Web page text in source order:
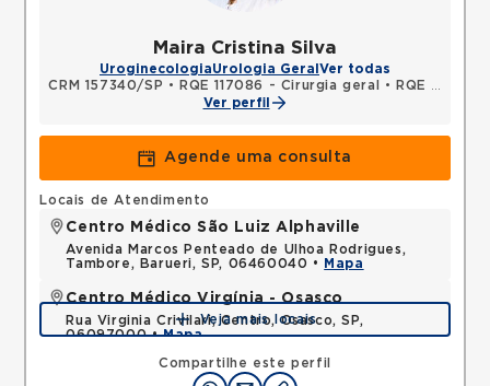
Maira Cristina Silva
UroginecologiaUrologia Geral Ver todas
CRM 157340/SP • RQE 117086 - Cirurgia geral •
RQE 117087 - Urologia
Ver perfil
Agende uma consulta
Compartilhe este perfil
Locais de Atendimento
Centro Médico São Luiz Alphaville
Avenida Marcos Penteado de Ulhoa Rodrigues,
Tambore, Barueri, SP, 06460040 •
Mapa
Centro Médico Virgínia - Osasco
Rua Virginia Crivilari, Centro, Osasco, SP,
06097000 •Mapa
Veja mais locais